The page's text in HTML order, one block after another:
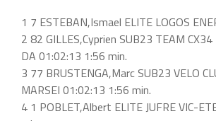
1 7 ESTEBAN,Ismael ELITE LOGOS
2 82 GILLES,Cyprien SUB23 TEAM
DA 01:02:13 1:56 min.
3 77 BRUSTENGA,Marc SUB23 VELO
MARSEI 01:02:13 1:56 min.
4 1 POBLET,Albert ELITE JUFRE VIC-